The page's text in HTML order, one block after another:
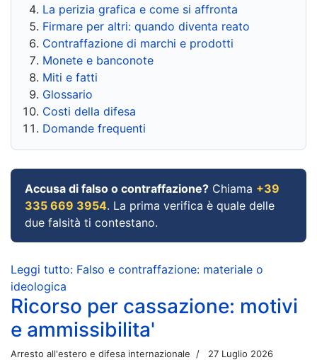
La perizia grafica e come si affronta
Firmare per altri: quando diventa reato
Contraffazione di marchi e prodotti
Monete e banconote
Miti e fatti
Glossario
Costi della difesa
Domande frequenti
Accusa di falso o contraffazione? Chiama +39
335 669 3954. La prima verifica è quale delle
due falsità ti contestano.
Leggi tutto: Falso e contraffazione: materiale o
ideologica
Ricorso per cassazione: motivi
e ammissibilita'
Arresto all'estero e difesa internazionale 27 Luglio 2026